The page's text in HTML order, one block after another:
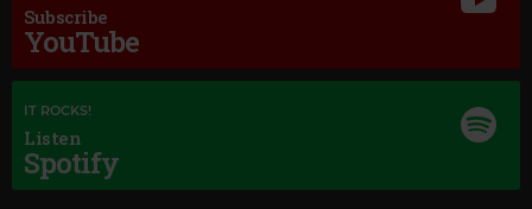
Subscribe
YouTube
IT ROCKS!
Listen
Spotify